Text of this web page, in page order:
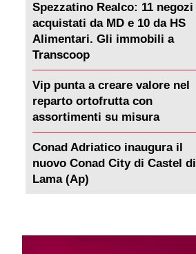
Spezzatino Realco: 11 negozi
acquistati da MD e 10 da HS
Alimentari. Gli immobili a
Transcoop
Vip punta a creare valore nel
reparto ortofrutta con
assortimenti su misura
Conad Adriatico inaugura il
nuovo Conad City di Castel di
Lama (Ap)